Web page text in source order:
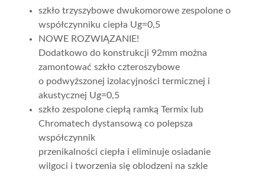
szkło trzyszybowe dwukomorowe zespolone o
współczynniku ciepła Ug=0,5
NOWE ROZWIĄZANIE!
Dodatkowo do konstrukcji 92mm można
zamontować szkło czteroszybowe
o podwyższonej izolacyjności termicznej i
akustycznej Ug=0,5
szkło zespolone ciepłą ramką Termix lub
Chromatech dystansową co polepsza
współczynnik
przenikalności ciepła i eliminuje osiadanie
wilgoci i tworzenia się oblodzeni na szkle